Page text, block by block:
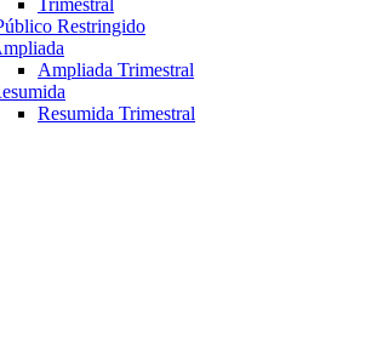
Trimestral
Restringido
Ampliada Trimestral
Resumida Trimestral